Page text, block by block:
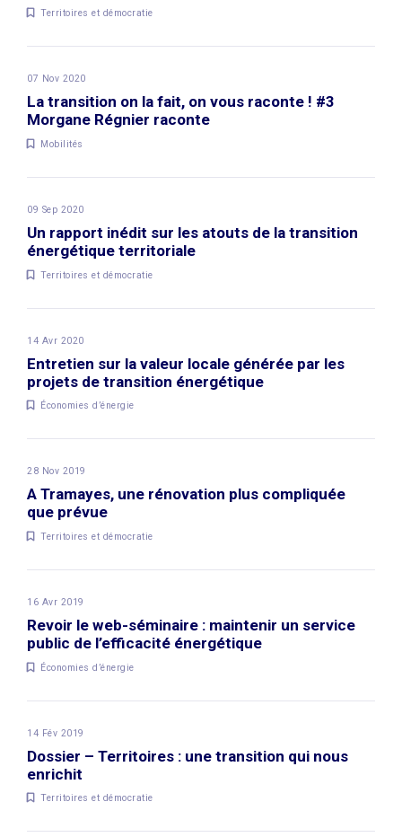
Territoires et démocratie
07 Nov 2020
La transition on la fait, on vous raconte ! #3
Morgane Régnier raconte
Mobilités
09 Sep 2020
Un rapport inédit sur les atouts de la transition
énergétique territoriale
Territoires et démocratie
14 Avr 2020
Entretien sur la valeur locale générée par les
projets de transition énergétique
Économies d’énergie
28 Nov 2019
A Tramayes, une rénovation plus compliquée
que prévue
Territoires et démocratie
16 Avr 2019
Revoir le web-séminaire : maintenir un service
public de l’efficacité énergétique
Économies d’énergie
14 Fév 2019
Dossier – Territoires : une transition qui nous
enrichit
Territoires et démocratie